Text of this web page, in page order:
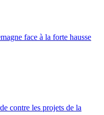
face à la forte hausse
contre les projets de la